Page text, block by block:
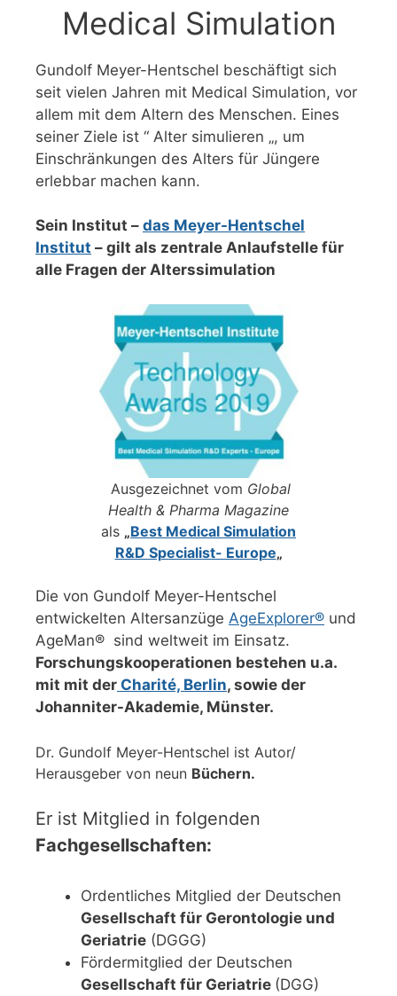
Medical Simulation
Gundolf Meyer-Hentschel beschäftigt sich
seit vielen Jahren mit Medical Simulation, vor
allem mit dem Altern des Menschen. Eines
seiner Ziele ist “ Alter simulieren „, um
Einschränkungen des Alters für Jüngere
erlebbar machen kann.
Sein Institut – das Meyer-Hentschel
Institut – gilt als zentrale Anlaufstelle für
alle Fragen der Alterssimulation
Ausgezeichnet vom Global
Health & Pharma Magazine
als „Best Medical Simulation
R&D Specialist- Europe„
Die von Gundolf Meyer-Hentschel
entwickelten Altersanzüge AgeExplorer® und
AgeMan® sind weltweit im Einsatz.
Forschungskooperationen bestehen u.a.
mit mit der Charité, Berlin, sowie der
Johanniter-Akademie, Münster.
Dr. Gundolf Meyer-Hentschel ist Autor/
Herausgeber von neun Büchern.
Er ist Mitglied in folgenden
Fachgesellschaften:
Ordentliches Mitglied der Deutschen
Gesellschaft für Gerontologie und
Geriatrie (DGGG)
Fördermitglied der Deutschen
Gesellschaft für Geriatrie (DGG)